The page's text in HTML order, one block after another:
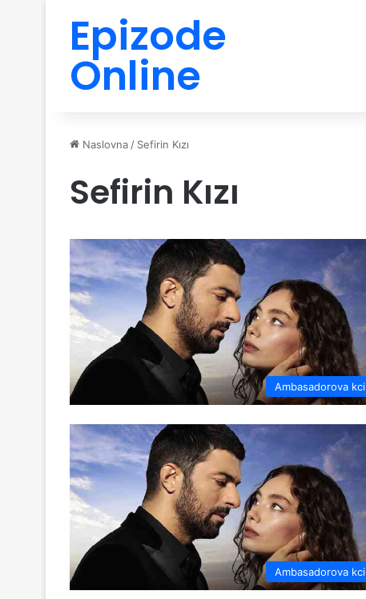
Epizode
Online
Naslovna / Sefirin Kızı
Sefirin Kızı
Ambasadorova kci
Ambasadorova kci